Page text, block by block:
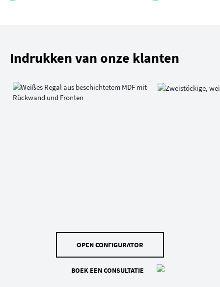
Indrukken van onze klanten
OPEN CONFIGURATOR
BOEK EEN CONSULTATIE